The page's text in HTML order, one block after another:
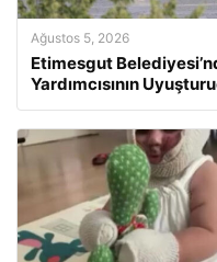
Ağustos 5, 2026
Etimesgut
Yardımcısının